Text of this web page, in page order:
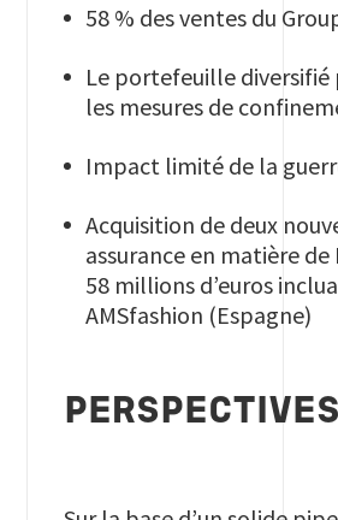
58 % des ventes du
Le portefeuille diversifié
les mesures de
Impact limité de la
Acquisition de deux
assurance en matière
58 millions d’euros
AMSfashion (Espagne)